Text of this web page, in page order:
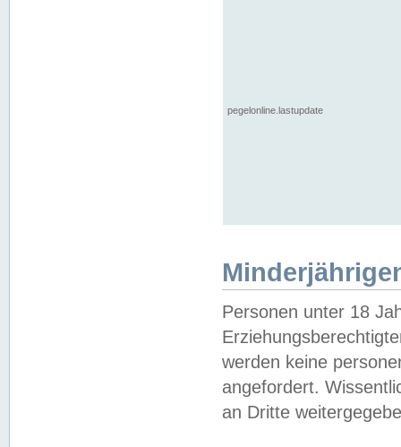
pegelonline.lastupdate
Personen unter 18
werden keine
angefordert.
an Dritte